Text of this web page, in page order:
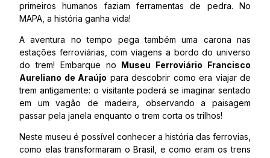
primeiros humanos faziam ferramentas de pedra. No
MAPA, a história ganha vida!
A aventura no tempo pega também uma carona nas
estações ferroviárias, com viagens a bordo do universo
do trem! Embarque no Museu Ferroviário Francisco
Aureliano de Araújo para descobrir como era viajar de
trem antigamente: o visitante poderá se imaginar sentado
em um vagão de madeira, observando a paisagem
passar pela janela enquanto o trem corta os trilhos!
Neste museu é possível conhecer a história das ferrovias,
como elas transformaram o Brasil, e como eram os trens